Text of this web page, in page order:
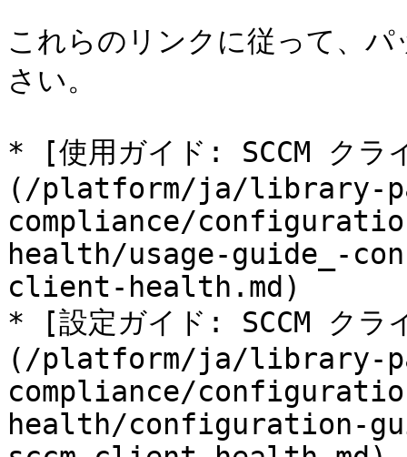
これらのリンクに従って、
さい。
* [使用ガイド: SCCM クラ
(/platform/ja/library-
compliance/
health/usage-guide_-
client-health.md)
* [設定ガイド: SCCM クラ
(/platform/ja/library-
compliance/
health/configuration-